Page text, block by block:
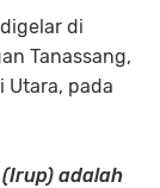
di
Tanassang,
Utara, pada
adalah